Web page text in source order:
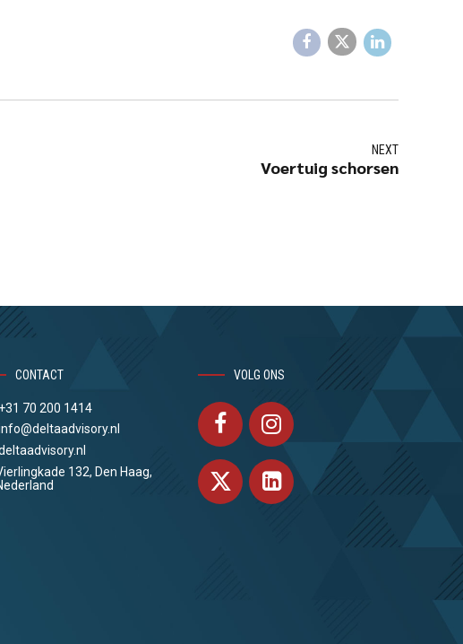
NEXT
Voertuig schorsen
CONTACT
+31 70 200 1414
132, Den Haag,
VOLG ONS